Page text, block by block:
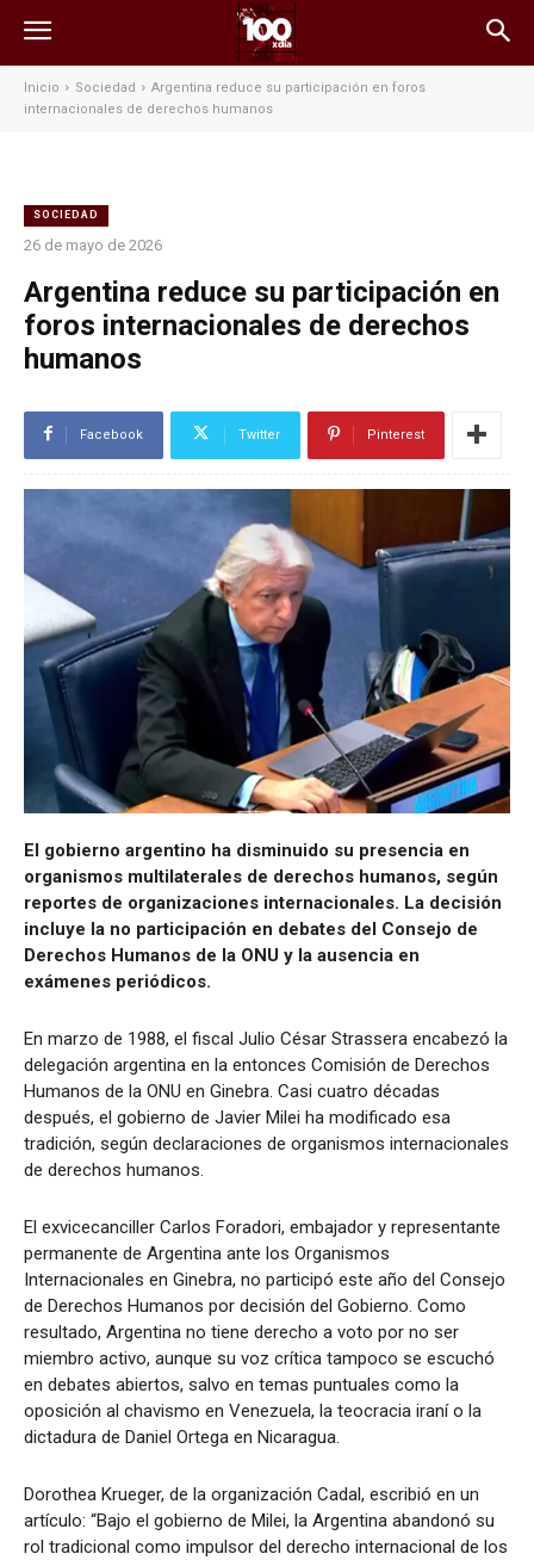
Inicio Sociedad
Argentina reduce su participación en foros
internacionales de derechos humanos
SOCIEDAD
26 de mayo de 2026
Argentina reduce su participación en
foros internacionales de derechos
humanos
Facebook Twitter Pinterest
El gobierno argentino ha disminuido su presencia en
organismos multilaterales de derechos humanos, según
reportes de organizaciones internacionales. La decisión
incluye la no participación en debates del Consejo de
Derechos Humanos de la ONU y la ausencia en
exámenes periódicos.
En marzo de 1988, el fiscal Julio César Strassera encabezó la
delegación argentina en la entonces Comisión de Derechos
Humanos de la ONU en Ginebra. Casi cuatro décadas
después, el gobierno de Javier Milei ha modificado esa
tradición, según declaraciones de organismos internacionales
de derechos humanos.
El exvicecanciller Carlos Foradori, embajador y representante
permanente de Argentina ante los Organismos
Internacionales en Ginebra, no participó este año del Consejo
de Derechos Humanos por decisión del Gobierno. Como
resultado, Argentina no tiene derecho a voto por no ser
miembro activo, aunque su voz crítica tampoco se escuchó
en debates abiertos, salvo en temas puntuales como la
oposición al chavismo en Venezuela, la teocracia iraní o la
dictadura de Daniel Ortega en Nicaragua.
Dorothea Krueger, de la organización Cadal, escribió en un
artículo: “Bajo el gobierno de Milei, la Argentina abandonó su
rol tradicional como impulsor del derecho internacional de los